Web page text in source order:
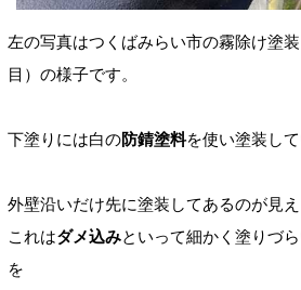
左の写真はつくばみらい市の霧除け塗装
目）の様子です。
下塗りには白の防錆塗料を使い塗装して
外壁沿いだけ先に塗装してあるのが見え
これはダメ込みといって細かく塗りづ
を